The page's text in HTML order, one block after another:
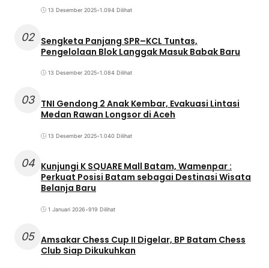
13 Desember 2025•1.094 Dilihat
02 Sengketa Panjang SPR–KCL Tuntas,
Pengelolaan Blok Langgak Masuk Babak Baru
13 Desember 2025•1.084 Dilihat
03 TNI Gendong 2 Anak Kembar, Evakuasi Lintasi
Medan Rawan Longsor di Aceh
13 Desember 2025•1.040 Dilihat
04 Kunjungi K SQUARE Mall Batam, Wamenpar :
Perkuat Posisi Batam sebagai Destinasi Wisata
Belanja Baru
1 Januari 2026•919 Dilihat
05 Amsakar Chess Cup II Digelar, BP Batam Chess
Club Siap Dikukuhkan